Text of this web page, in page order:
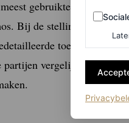
gebruikte en oudste
Bij de stellingen kies je
toelichtingen
vergelijkbare
Sociale